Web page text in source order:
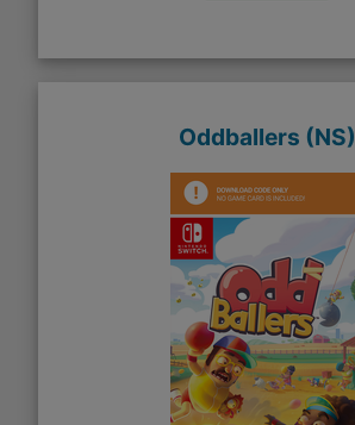
Oddballers (NS)